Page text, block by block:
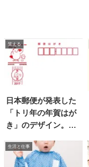
笑える
日本郵便が発表した
「トリ年の年賀はが
き」のデザイン。か
(笑)
生活と仕事